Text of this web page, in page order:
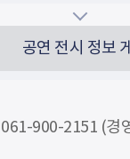
공연 전시 정보
061-900-2151 (경